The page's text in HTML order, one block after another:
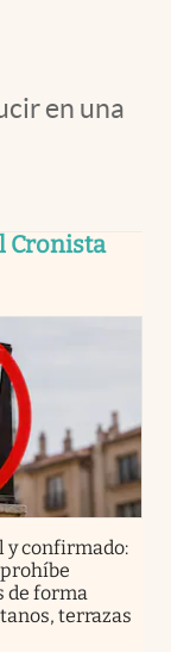
en una
Cronista
y confirmado:
de forma
terrazas